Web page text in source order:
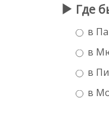
Где
в
в
в
в